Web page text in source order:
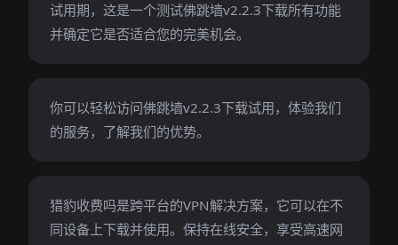
试用期，这是一个测试佛跳墙v2.2.3下载所有功能
并确定它是否适合您的完美机会。
你可以轻松访问佛跳墙v2.2.3下载试用，体验我们
的服务，了解我们的优势。
猎豹收费吗是跨平台的VPN解决方案，它可以在不
同设备上下载并使用。保持在线安全，享受高速网